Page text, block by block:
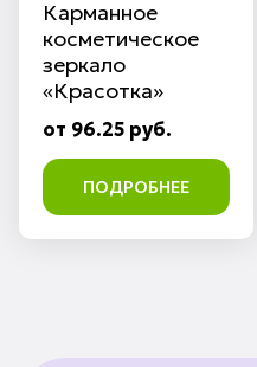
Карманное
косметическое
зеркало
«Красотка»
от 96.25 руб.
ПОДРОБНЕЕ